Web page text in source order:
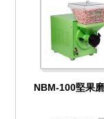
NBM-100堅果